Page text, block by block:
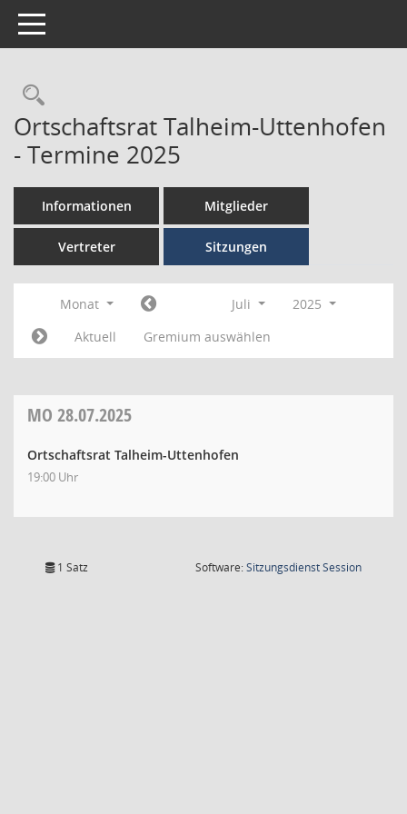
Toggle navigation
Ortschaftsrat Talheim-Uttenhofen
- Termine 2025
Informationen Mitglieder
Vertreter Sitzungen
Monat Juli
2025
Aktuell
Gremium auswählen
MO 28.07.2025
Ortschaftsrat Talheim-Uttenhofen
19:00 Uhr
1 Satz Software:SitzungsdienstSession(Wird in